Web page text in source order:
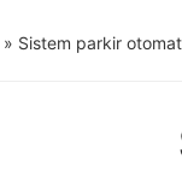
» Sistem parkir